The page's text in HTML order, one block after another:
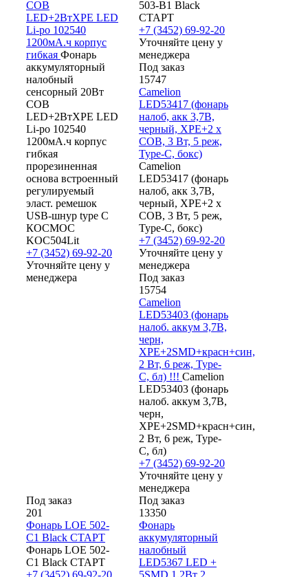
COB
LED+2ВтXPE LED
Li-po 102540
1200мА.ч корпус
гибкая Фонарь
аккумуляторный
налобный
сенсорный 20Вт
COB
LED+2ВтXPE LED
Li-po 102540
1200мА.ч корпус
гибкая
прорезиненная
основа встроенный
регулируемый
эласт. ремешок
USB-шнур type C
КОСМОС
KOC504Lit
+7 (3452) 69-92-20
Уточняйте цену у
менеджера
503-B1 Black
СТАРТ
+7 (3452) 69-92-20
Уточняйте цену у
менеджера
Под заказ
15747
Camelion
LED53417 (фонарь
налоб, акк 3,7В,
черный, XPE+2 x
COB, 3 Вт, 5 реж,
Type-C, бокс)
Camelion
LED53417 (фонарь
налоб, акк 3,7В,
черный, XPE+2 x
COB, 3 Вт, 5 реж,
Type-C, бокс)
+7 (3452) 69-92-20
Уточняйте цену у
менеджера
Под заказ
15754
Camelion
LED53403 (фонарь
налоб. аккум 3,7В,
черн,
XPE+2SMD+красн+син,
2 Вт, 6 реж, Type-
C, бл) !!! Camelion
LED53403 (фонарь
налоб. аккум 3,7В,
черн,
XPE+2SMD+красн+син,
2 Вт, 6 реж, Type-
C, бл)
+7 (3452) 69-92-20
Уточняйте цену у
менеджера
Под заказ
201
Фонарь LOE 502-
C1 Black СТАРТ
Фонарь LOE 502-
C1 Black СТАРТ
+7 (3452) 69-92-20
Под заказ
13350
Фонарь
аккумуляторный
налобный
LED5367 LED +
5SMD 1.2Вт 2